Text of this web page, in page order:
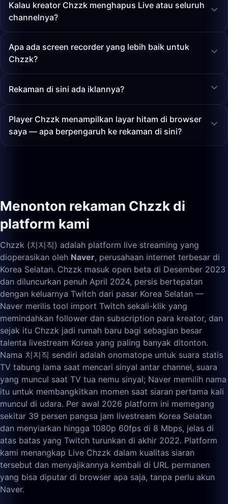
Kalau kreator Chzzk menghapus Live atau seluruh
channelnya?
Apa ada screen recorder yang lebih baik untuk
Chzzk?
Rekaman di sini ada iklannya?
Player Chzzk menampilkan layar hitam di browser
saya — apa berpengaruh ke rekaman di sini?
Menonton rekaman Chzzk di
platform kami
Chzzk (치지직) adalah platform live streaming yang
dioperasikan oleh Naver, perusahaan internet terbesar di
Korea Selatan. Chzzk masuk open beta di Desember 2023
dan diluncurkan penuh April 2024, persis bertepatan
dengan keluarnya Twitch dari pasar Korea Selatan —
Naver merilis tool import Twitch sekali-klik yang
memindahkan follower dan subscription para kreator, dan
sejak itu Chzzk jadi rumah baru bagi sebagian besar
talenta livestream Korea yang paling banyak ditonton.
Nama 치지직 sendiri adalah onomatope untuk suara statis
TV tabung lama saat mencari sinyal antar channel, suara
yang muncul saat TV tua nemu sinyal; Naver memilih nama
itu untuk membangkitkan momen saat siaran pertama kali
muncul di udara. Per awal 2026 platform ini memegang
sekitar 39 persen pangsa jam livestream Korea Selatan
dan menyiarkan hingga 1080p 60fps di 8 Mbps, jelas di
atas batas yang Twitch turunkan di akhir 2022. Platform
kami menangkap Live Chzzk dalam kualitas siaran
tersebut dan menyajikannya kembali di URL permanen
yang bisa diputar di browser apa saja, tanpa perlu akun
Naver.